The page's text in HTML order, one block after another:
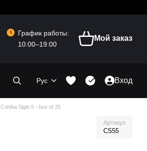
График работы:
10:00–19:00
Мой заказ
Рус Вход
Cohiba Siglo 5 - box of 25
Артикул
CS55